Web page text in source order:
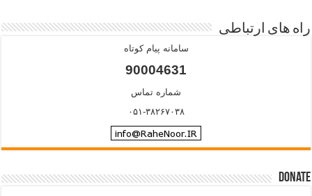
راه های ارتباطی
سامانه پیام کوتاه
90004631
شماره تماس
۰۵۱-۳۸۲۶۷۰۳۸
Donate